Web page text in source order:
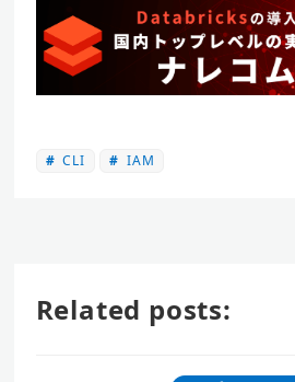
CLI IAM
Related posts: